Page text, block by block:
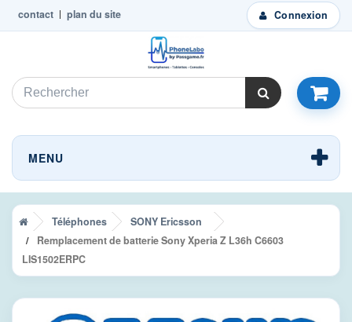
Connexion
contact plan du site
MENU
Téléphones
SONY Ericsson
Remplacement de batterie Sony Xperia Z L36h C6603
LIS1502ERPC